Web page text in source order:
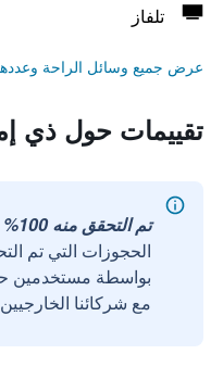
تلفاز
عرض جميع وسائل الراحة وعددها
تقييمات حول ذي
تم التحقق منه 100%
الحجوزات التي تم
مع شركائنا